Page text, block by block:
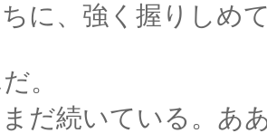
に、強く握りしめ
。
だ続いている。